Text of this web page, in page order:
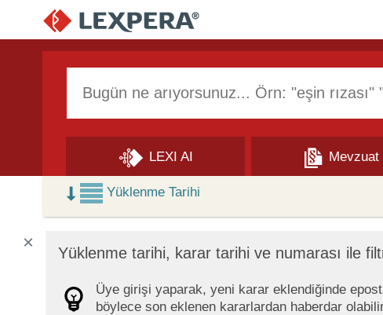
LEXI AI Mevzuat
Skip to Search Results
Yüklenme Tarihi
Yüklenme tarihi, karar tarihi ve numarası ile
Üye girişi yaparak, yeni karar eklendiğinde
böylece son eklenen kararlardan haberdar
×